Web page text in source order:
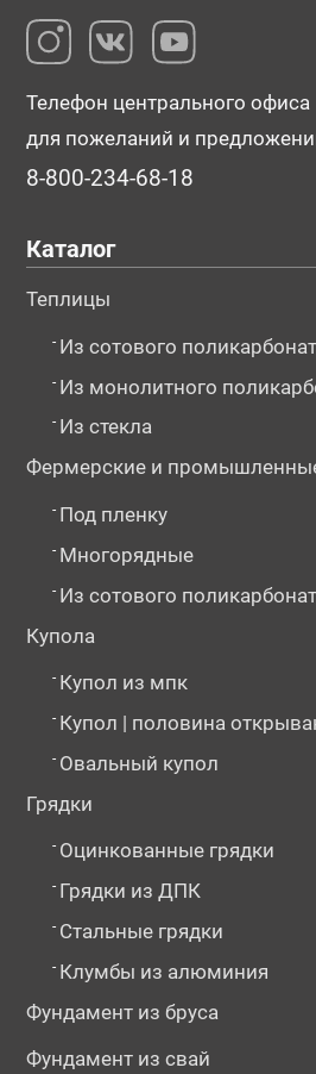
Телефон центрального офиса
для пожеланий и
8-800-234-68-18
Каталог
Теплицы
- Из сотового
- Из монолитного
- Из стекла
Фермерские и
- Под пленку
- Многорядные
- Из сотового
Купола
- Купол из мпк
- Купол | половина
- Овальный купол
Грядки
- Оцинкованные грядки
- Грядки из ДПК
- Стальные грядки
- Клумбы из алюминия
Фундамент из бруса
Фундамент из свай